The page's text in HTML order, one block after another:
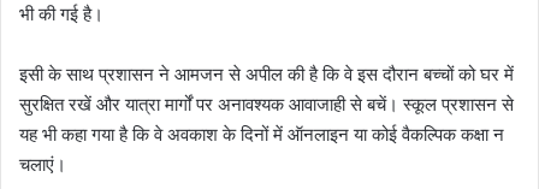
भी की गई है।
इसी के साथ प्रशासन ने आमजन से अपील की है कि वे इस दौरान बच्चों को घर में
सुरक्षित रखें और यात्रा मार्गों पर अनावश्यक आवाजाही से बचें। स्कूल प्रशासन से
यह भी कहा गया है कि वे अवकाश के दिनों में ऑनलाइन या कोई वैकल्पिक कक्षा न
चलाएं।